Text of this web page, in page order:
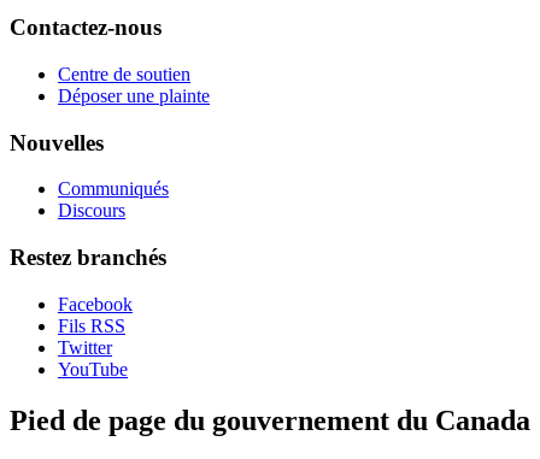
Contactez-nous
Centre de soutien
Déposer une plainte
Nouvelles
Communiqués
Discours
Restez branchés
Facebook
Fils RSS
Twitter
YouTube
Pied de page du gouvernement du Canada